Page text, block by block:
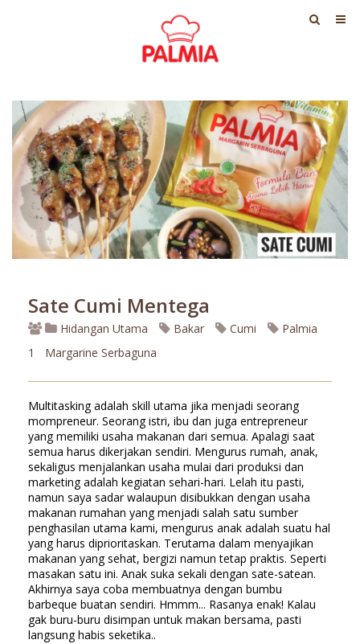
Sate Cumi Mentega
1
Hidangan Utama Bakar Cumi
Palmia
Margarine Serbaguna
Multitasking adalah skill utama jika menjadi seorang
mompreneur. Seorang istri, ibu dan juga entrepreneur
yang memiliki usaha makanan dari semua. Apalagi saat
semua harus dikerjakan sendiri. Mengurus rumah, anak,
sekaligus menjalankan usaha mulai dari produksi dan
marketing adalah kegiatan sehari-hari. Lelah itu pasti,
namun saya sadar walaupun disibukkan dengan usaha
makanan rumahan yang menjadi salah satu sumber
penghasilan utama kami, mengurus anak adalah suatu hal
yang harus diprioritaskan. Terutama dalam menyajikan
makanan yang sehat, bergizi namun tetap praktis. Seperti
masakan satu ini. Anak suka sekali dengan sate-satean.
Akhirnya saya coba membuatnya dengan bumbu
barbeque buatan sendiri. Hmmm... Rasanya enak! Kalau
gak buru-buru disimpan untuk makan bersama, pasti
langsung habis seketika..